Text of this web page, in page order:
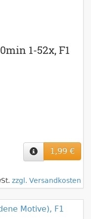
1-52x, F1
1,99 €
zzgl. Versandkosten